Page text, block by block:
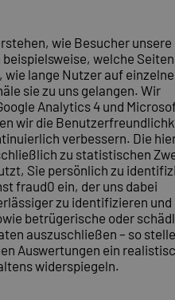
wie Besucher unsere
welche
lange Nutzer auf
sie zu uns gelangen. Wir
Analytics 4 und
wir die
verbessern. Die
zu statistischen
Sie persönlich zu
fraud0 ein, der uns dabei
zu identifizieren und
betrügerische oder
auszuschließen – so
Auswertungen ein
widerspiegeln.